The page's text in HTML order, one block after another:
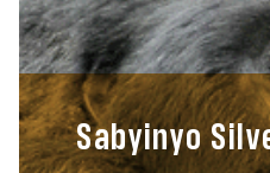
Sabyinyo